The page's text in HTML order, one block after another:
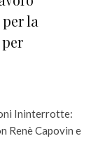
la
Ininterrotte:
Renè Capovin e